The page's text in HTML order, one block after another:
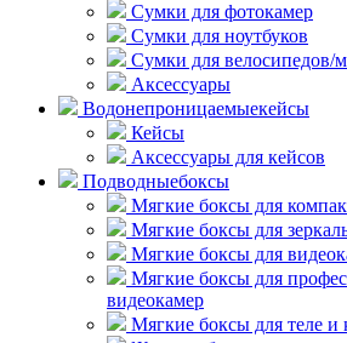
Сумки для фотокамер
Сумки для ноутбуков
Сумки для велосипедов/
Аксессуары
Водонепроницаемыекейсы
Кейсы
Аксессуары для кейсов
Подводныебоксы
Мягкие боксы для
Мягкие боксы для
Мягкие боксы для
Мягкие боксы для
видеокамер
Мягкие боксы для теле и